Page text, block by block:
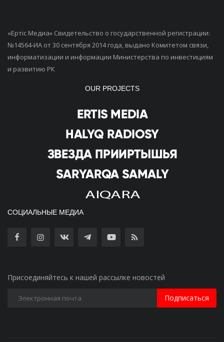
«Ертiс Медиа» Свидетельство о государственной регистрации:
№14564-ИА от 30 сентября 2014 года, выдано Комитетом связи,
информатизации и информации Министерства по инвестициям
и развитию РК
OUR PROJECTS
СОЦИАЛЬНЫЕ МЕДИА
Присоединяйтесь к нашей рассылке новостей
Подписаться